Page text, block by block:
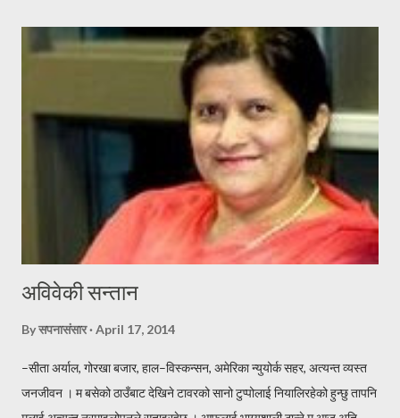
आशीस लिन्छु, सानालाई खुसी दिन्छु । रिन उठाउन साहुँ आए, कुना तिर लुकिदिन्छु ।
पोहर साल सुस्ताएको मखमलि, यो साल फक्र्याउदछु हजुरलाई बर्ष दिने दशैको,
शुभकामना टक्र्याउदछु । जदौं [यो प्रस्तुती कतै पुन प्रकासित गर्नु परेमा स्रोत खुलाएर
वा लेखकको पुर्ण सहमतिमा मात्र प्रकासित गर्नुहुन अनुरोध छ । -सपनासंसा...
अविवेकी सन्तान
Byसपनासंसार April 17, 2014
–सीता अर्याल, गोरखा बजार, हाल–विस्कन्सन, अमेरिका न्युयोर्क सहर, अत्यन्त व्यस्त
जनजीवन । म बसेको ठाउँबाट देखिने टावरको सानो टुप्पोलाई नियालिरहेको हुन्छु तापनि